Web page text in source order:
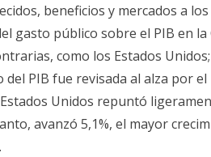
beneficios y mercados a
gasto público sobre el PIB en la
como los Estados
del PIB fue revisada al alza por
Unidos repuntó
avanzó 5,1%, el mayor